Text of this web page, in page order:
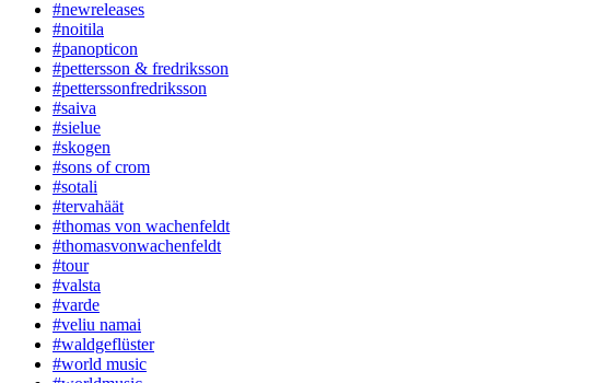
#newreleases
#noitila
#panopticon
#pettersson & fredriksson
#petterssonfredriksson
#saiva
#sielue
#skogen
#sons of crom
#sotali
#tervahäät
#thomas von wachenfeldt
#thomasvonwachenfeldt
#tour
#valsta
#varde
#veliu namai
#waldgeflüster
#world music